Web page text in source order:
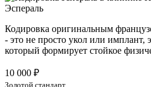
Эспераль
Кодировка оригинальным
- это не просто укол или имплант,
который формирует стойкое
10 000 ₽
Золотой стандарт